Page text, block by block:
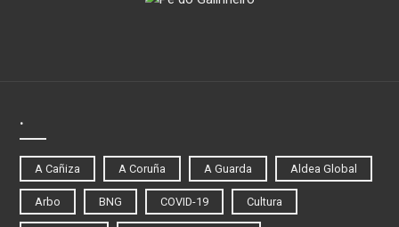
.
A Cañiza A Coruña A Guarda Aldea Global
Arbo BNG COVID-19 Cultura